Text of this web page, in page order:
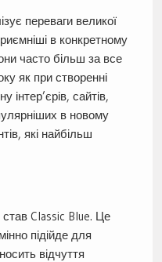
переваги великої
в конкретному
часто більш за все
як при створенні
інтер’єрів, сайтів,
в новому
які найбільш
Classic Blue. Це
підійде для
відчуття